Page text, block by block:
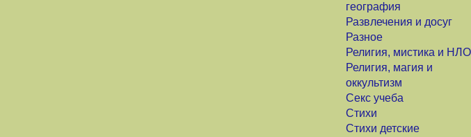
география
Развлечения и досуг
Разное
Религия, мистика и НЛО
Религия, магия и
оккультизм
Секс учеба
Стихи
Стихи детские